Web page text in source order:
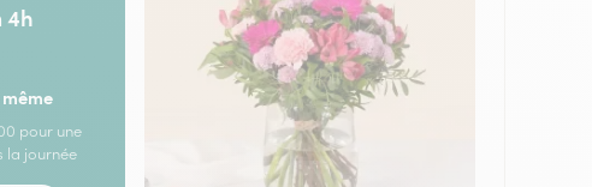
4h
pour une
la journée